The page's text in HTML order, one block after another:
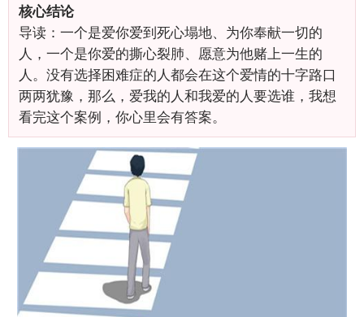
核心结论
导读：一个是爱你爱到死心塌地、为你奉献一切的
人，一个是你爱的撕心裂肺、愿意为他赌上一生的
人。没有选择困难症的人都会在这个爱情的十字路口
两两犹豫，那么，爱我的人和我爱的人要选谁，我想
看完这个案例，你心里会有答案。